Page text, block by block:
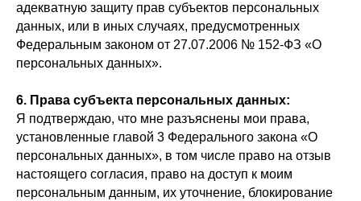
адекватную защиту прав субъектов персональных
данных, или в иных случаях, предусмотренных
Федеральным законом от 27.07.2006 № 152-ФЗ «О
персональных данных».
6. Права субъекта персональных данных:
Я подтверждаю, что мне разъяснены мои права,
установленные главой 3 Федерального закона «О
персональных данных», в том числе право на отзыв
настоящего согласия, право на доступ к моим
персональным данным, их уточнение, блокирование